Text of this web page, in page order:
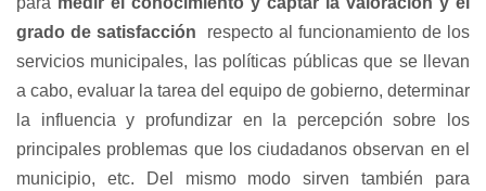
grado de satisfacción
respecto al funcionamiento de los
servicios municipales, las políticas públicas que se llevan
a cabo, evaluar la tarea del equipo de gobierno, determinar
la influencia y profundizar en la percepción sobre los
principales problemas que los ciudadanos observan en el
municipio, etc. Del mismo modo sirven también para